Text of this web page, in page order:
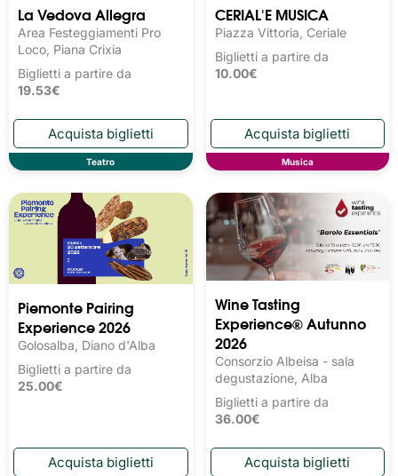
La Vedova Allegra
Area Festeggiamenti Pro
Loco, Piana Crixia
Biglietti a partire da
19.53€
Teatro
CERIAL'E MUSICA
Piazza Vittoria, Ceriale
Biglietti a partire da
10.00€
Musica
Piemonte Pairing
Experience 2026
Golosalba, Diano d'Alba
Biglietti a partire da
25.00€
Wine Tasting
Experience® Autunno
2026
Consorzio Albeisa - sala
degustazione, Alba
Biglietti a partire da
36.00€